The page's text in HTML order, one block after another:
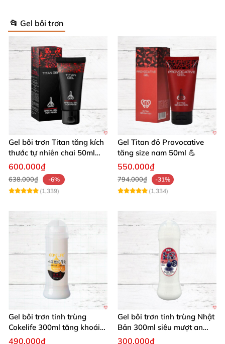
📂 Gel bôi trơn
Gel bôi trơn Titan tăng kích
thước tự nhiên chai 50ml
siêu mạnh
600.000₫
638.000₫
-6%
(1,339)
Gel Titan đỏ Provocative
tăng size nam 50ml 💪
550.000₫
794.000₫
-31%
(1,334)
Gel bôi trơn tinh trùng
Cokelife 300ml tăng khoái
cảm, an toàn
490.000₫
Gel bôi trơn tinh trùng Nhật
Bản 300ml siêu mượt an
toàn cho yêu
300.000₫